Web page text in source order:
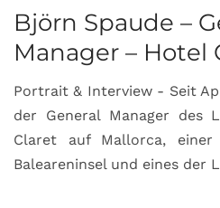
Björn Spaude –
Manager – Hotel
Portrait & Interview - Seit
der General Manager des
Claret auf Mallorca, einer
Baleareninsel und eines der